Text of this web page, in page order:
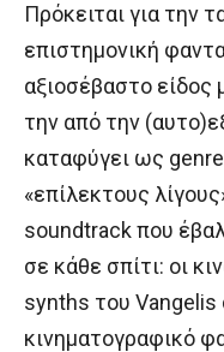
Πρόκειται για την
επιστημονική
αξιοσέβαστο
την από την
καταφύγει ως
«επίλεκτους
soundtrack που
σε κάθε σπίτι: οι
synths του Vangelis
κινηματογραφικό